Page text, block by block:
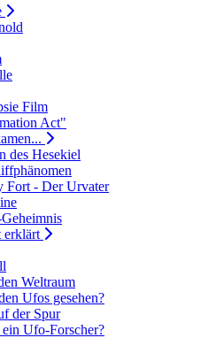
Film
Act"
des Hesekiel
Fort - Der Urvater
erklärt
Weltraum
Ufos gesehen?
der Spur
Ufo-Forscher?